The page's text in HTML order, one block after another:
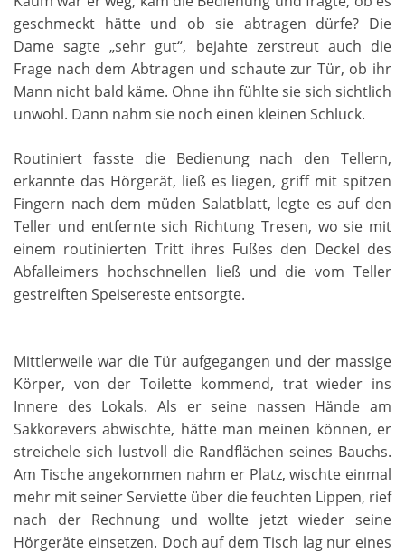
geschmeckt hätte und ob sie abtragen dürfe? Die
Dame sagte „sehr gut“, bejahte zerstreut auch die
Frage nach dem Abtragen und schaute zur Tür, ob ihr
Mann nicht bald käme. Ohne ihn fühlte sie sich sichtlich
unwohl. Dann nahm sie noch einen kleinen Schluck.
Routiniert fasste die Bedienung nach den Tellern,
erkannte das Hörgerät, ließ es liegen, griff mit spitzen
Fingern nach dem müden Salatblatt, legte es auf den
Teller und entfernte sich Richtung Tresen, wo sie mit
einem routinierten Tritt ihres Fußes den Deckel des
Abfalleimers hochschnellen ließ und die vom Teller
gestreiften Speisereste entsorgte.
Mittlerweile war die Tür aufgegangen und der massige
Körper, von der Toilette kommend, trat wieder ins
Innere des Lokals. Als er seine nassen Hände am
Sakkorevers abwischte, hätte man meinen können, er
streichele sich lustvoll die Randflächen seines Bauchs.
Am Tische angekommen nahm er Platz, wischte einmal
mehr mit seiner Serviette über die feuchten Lippen, rief
nach der Rechnung und wollte jetzt wieder seine
Hörgeräte einsetzen. Doch auf dem Tisch lag nur eines